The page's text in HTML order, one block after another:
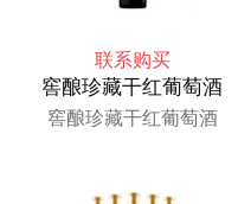
联系购买
窖酿珍藏干红葡萄酒
窖酿珍藏干红葡萄酒